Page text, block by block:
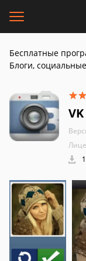
Бесплатные
Блоги,